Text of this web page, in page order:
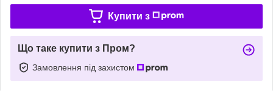
Купити з
Що таке купити з Пром?
Замовлення під захистом